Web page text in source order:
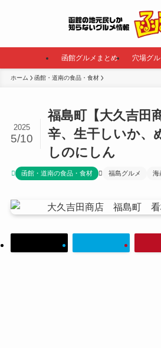
函館グルメまとめ 穴場グ
ホーム 函館・道南の食品・食材
福島町【大久吉田
辛、生干しいか、
しのにしん
2025
5/10
函館・道南の食品・食材 福島グルメ 海